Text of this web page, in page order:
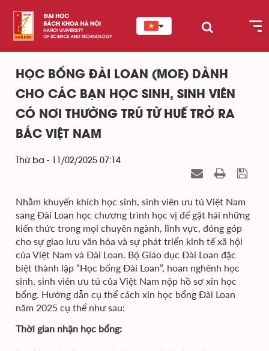
HỌC BỔNG ĐÀI LOAN (MOE) DÀNH
CHO CÁC BẠN HỌC SINH, SINH VIÊN
CÓ NƠI THƯỜNG TRÚ TỪ HUẾ TRỞ RA
BẮC VIỆT NAM
Thứ ba - 11/02/2025 07:14
Nhằm khuyến khích học sinh, sinh viên ưu tú Việt Nam
sang Đài Loan học chương trình học vị để gặt hái những
kiến thức trong mọi chuyên ngành, lĩnh vực, đóng góp
cho sự giao lưu văn hóa và sự phát triển kinh tế xã hội
của Việt Nam và Đài Loan. Bộ Giáo dục Đài Loan đặc
biệt thành lập “Học bổng Đài Loan”, hoan nghênh học
sinh, sinh viên ưu tú của Việt Nam nộp hồ sơ xin học
bổng. Hướng dẫn cụ thể cách xin học bổng Đài Loan
năm 2025 cụ thể như sau:
Thời gian nhận học bổng: